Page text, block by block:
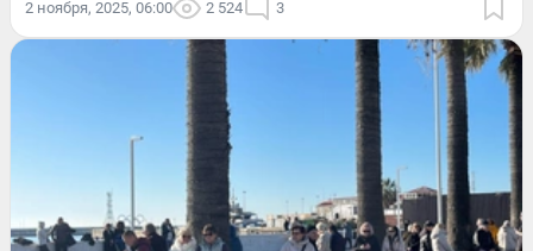
2 ноября, 2025, 06:00 2 524 3